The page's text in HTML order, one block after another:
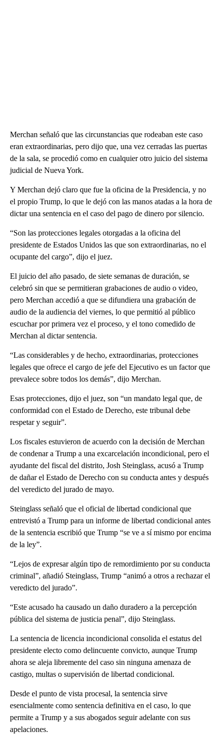
Merchan señaló que las circunstancias que rodeaban este caso
eran extraordinarias, pero dijo que, una vez cerradas las puertas
de la sala, se procedió como en cualquier otro juicio del sistema
judicial de Nueva York.
Y Merchan dejó claro que fue la oficina de la Presidencia, y no
el propio Trump, lo que le dejó con las manos atadas a la hora de
dictar una sentencia en el caso del pago de dinero por silencio.
“Son las protecciones legales otorgadas a la oficina del
presidente de Estados Unidos las que son extraordinarias, no el
ocupante del cargo”, dijo el juez.
El juicio del año pasado, de siete semanas de duración, se
celebró sin que se permitieran grabaciones de audio o video,
pero Merchan accedió a que se difundiera una grabación de
audio de la audiencia del viernes, lo que permitió al público
escuchar por primera vez el proceso, y el tono comedido de
Merchan al dictar sentencia.
“Las considerables y de hecho, extraordinarias, protecciones
legales que ofrece el cargo de jefe del Ejecutivo es un factor que
prevalece sobre todos los demás”, dijo Merchan.
Esas protecciones, dijo el juez, son “un mandato legal que, de
conformidad con el Estado de Derecho, este tribunal debe
respetar y seguir”.
Los fiscales estuvieron de acuerdo con la decisión de Merchan
de condenar a Trump a una excarcelación incondicional, pero el
ayudante del fiscal del distrito, Josh Steinglass, acusó a Trump
de dañar el Estado de Derecho con su conducta antes y después
del veredicto del jurado de mayo.
Steinglass señaló que el oficial de libertad condicional que
entrevistó a Trump para un informe de libertad condicional antes
de la sentencia escribió que Trump “se ve a sí mismo por encima
de la ley”.
“Lejos de expresar algún tipo de remordimiento por su conducta
criminal”, añadió Steinglass, Trump “animó a otros a rechazar el
veredicto del jurado”.
“Este acusado ha causado un daño duradero a la percepción
pública del sistema de justicia penal”, dijo Steinglass.
La sentencia de licencia incondicional consolida el estatus del
presidente electo como delincuente convicto, aunque Trump
ahora se aleja libremente del caso sin ninguna amenaza de
castigo, multas o supervisión de libertad condicional.
Desde el punto de vista procesal, la sentencia sirve
esencialmente como sentencia definitiva en el caso, lo que
permite a Trump y a sus abogados seguir adelante con sus
apelaciones.